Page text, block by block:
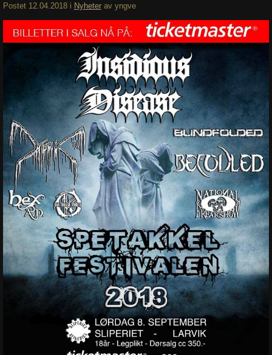
Postet 12.04.2018 i Nyheter av yngve